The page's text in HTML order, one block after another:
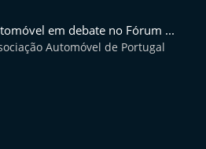
em debate no Fórum ...
Automóvel de Portugal